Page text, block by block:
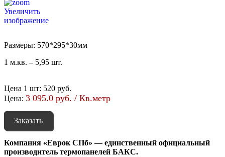
Увеличить
изображение
Размеры: 570*295*30мм
1 м.кв. – 5,95 шт.
Цена 1 шт: 520 руб.
Цена: 3 095.0 руб. / Кв.метр
Заказать
Компания «Еврок СПб» — единственный официальный
производитель термопанелей БАКС.